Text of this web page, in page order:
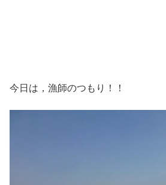
今日は，漁師のつもり！！